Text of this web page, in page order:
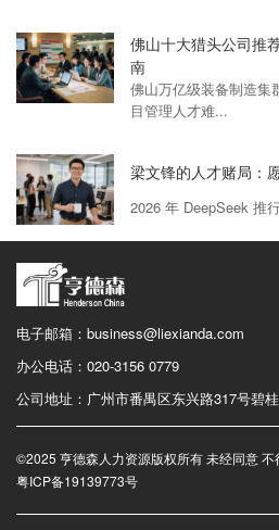
佛山十大猎头公司推
南
佛山万亿级装备制造集
目管理人才难...
梁文锋的人才赌局：
2026 年 DeepSeek 推
电子邮箱： business@liexianda.com
办公电话： 020-3156 0779
公司地址： 广州市番禺区东兴路317号碧
©2025 亨德森人力资源版权所有 未经同意 不
粤ICP备19139773号